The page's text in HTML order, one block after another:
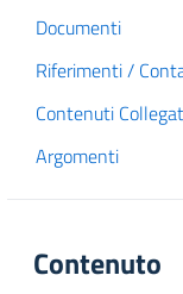
Documenti
Riferimenti /
Contenuti
Argomenti
Contenuto